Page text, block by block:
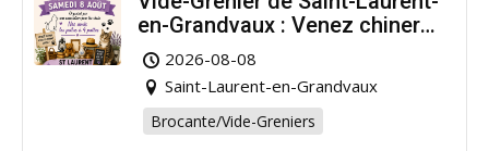
en-Grandvaux : Venez chiner
pour la bonne cause !
2026-08-08
Saint-Laurent-en-Grandvaux
Brocante/Vide-Greniers